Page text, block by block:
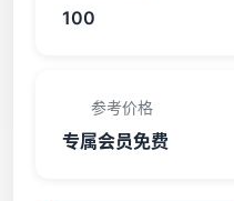
100
参考价格
专属会员免费